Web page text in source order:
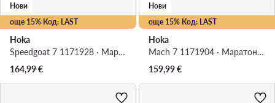
още 15% Код: LAST
Нови
Hoka
Speedgoat 7 1171928 · Маратонки за бягане
164,99€
още 15% Код: LAST
Нови
Hoka
Mach 7 1171904 · Маратонки за бягане
159,99€